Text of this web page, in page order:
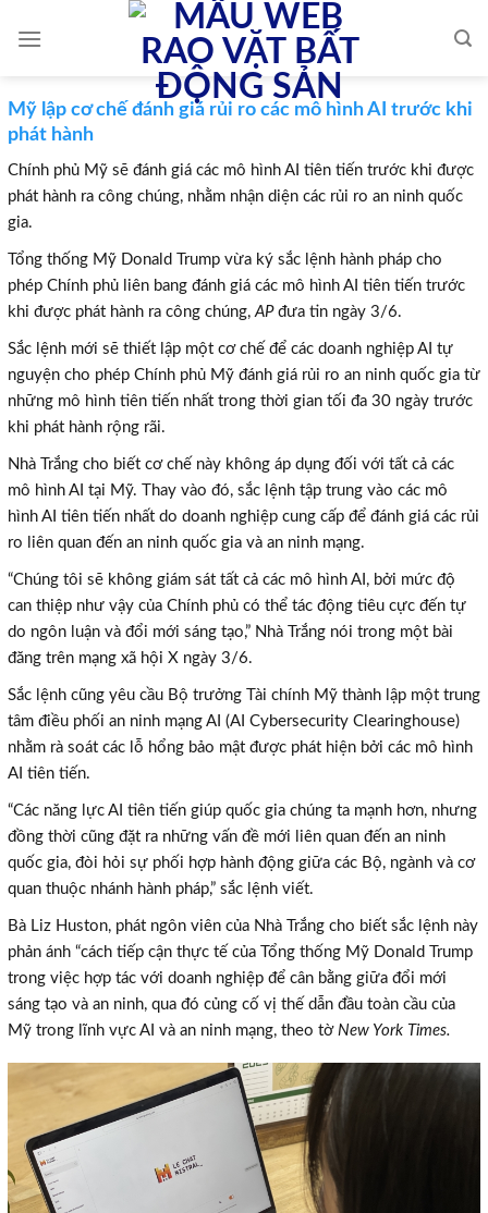
Mỹ lập cơ chế đánh giá rủi ro các mô hình AI trước khi
phát hành
Chính phủ Mỹ sẽ đánh giá các mô hình AI tiên tiến trước khi được
phát hành ra công chúng, nhằm nhận diện các rủi ro an ninh quốc
gia.
Tổng thống Mỹ Donald Trump vừa ký sắc lệnh hành pháp cho
phép Chính phủ liên bang đánh giá các mô hình AI tiên tiến trước
khi được phát hành ra công chúng,APđưa tin ngày 3/6.
Sắc lệnh mới sẽ thiết lập một cơ chế để các doanh nghiệp AI tự
nguyện cho phép Chính phủ Mỹ đánh giá rủi ro an ninh quốc gia từ
những mô hình tiên tiến nhất trong thời gian tối đa 30 ngày trước
khi phát hành rộng rãi.
Nhà Trắng cho biết cơ chế này không áp dụng đối với tất cả các
mô hình AI tại Mỹ. Thay vào đó, sắc lệnh tập trung vào các mô
hình AI tiên tiến nhất do doanh nghiệp cung cấp để đánh giá các rủi
ro liên quan đến an ninh quốc gia và an ninh mạng.
“Chúng tôi sẽ không giám sát tất cả các mô hình AI, bởi mức độ
can thiệp như vậy của Chính phủ có thể tác động tiêu cực đến tự
do ngôn luận và đổi mới sáng tạo,” Nhà Trắng nói trong một bài
đăng trên mạng xã hội X ngày 3/6.
Sắc lệnh cũng yêu cầu Bộ trưởng Tài chính Mỹ thành lập một trung
tâm điều phối an ninh mạng AI (AI Cybersecurity Clearinghouse)
nhằm rà soát các lỗ hổng bảo mật được phát hiện bởi các mô hình
AI tiên tiến.
“Các năng lực AI tiên tiến giúp quốc gia chúng ta mạnh hơn, nhưng
đồng thời cũng đặt ra những vấn đề mới liên quan đến an ninh
quốc gia, đòi hỏi sự phối hợp hành động giữa các Bộ, ngành và cơ
quan thuộc nhánh hành pháp,” sắc lệnh viết.
Bà Liz Huston, phát ngôn viên của Nhà Trắng cho biết sắc lệnh này
phản ánh “cách tiếp cận thực tế của Tổng thống Mỹ Donald Trump
trong việc hợp tác với doanh nghiệp để cân bằng giữa đổi mới
sáng tạo và an ninh, qua đó củng cố vị thế dẫn đầu toàn cầu của
Mỹ trong lĩnh vực AI và an ninh mạng, theo tờ New York Times.